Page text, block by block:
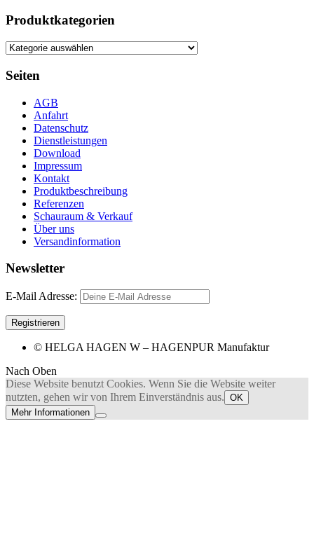
Produktkategorien
Seiten
AGB
Anfahrt
Datenschutz
Dienstleistungen
Download
Impressum
Kontakt
Produktbeschreibung
Referenzen
Schauraum & Verkauf
Über uns
Versandinformation
Newsletter
E-Mail Adresse:
© HELGA HAGEN W – HAGENPUR Manufaktur
Nach Oben
Diese Website benutzt Cookies. Wenn Sie die Website weiter
nutzten, gehen wir von Ihrem Einverständnis aus. OK
Mehr Informationen